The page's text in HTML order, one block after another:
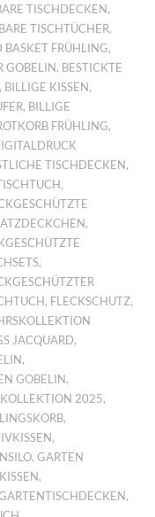
TISCHDECKEN,
TISCHTÜCHER,
BASKET FRÜHLING,
GOBELIN , BESTICKTE
, BILLIGE KISSEN ,
, BILLIGE
FRÜHLING,
TISCHDECKEN,
,
,
,
, FLECKSCHUTZ,
JACQUARD,
,
GOBELIN ,
2025,
,
,
,GARTEN
,
,